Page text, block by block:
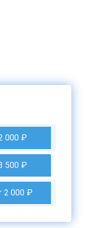
000 ₽
500 ₽
2 000 ₽